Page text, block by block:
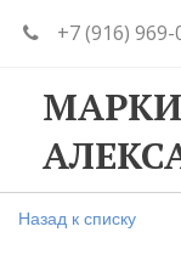
+7 (916)
Назад к списку